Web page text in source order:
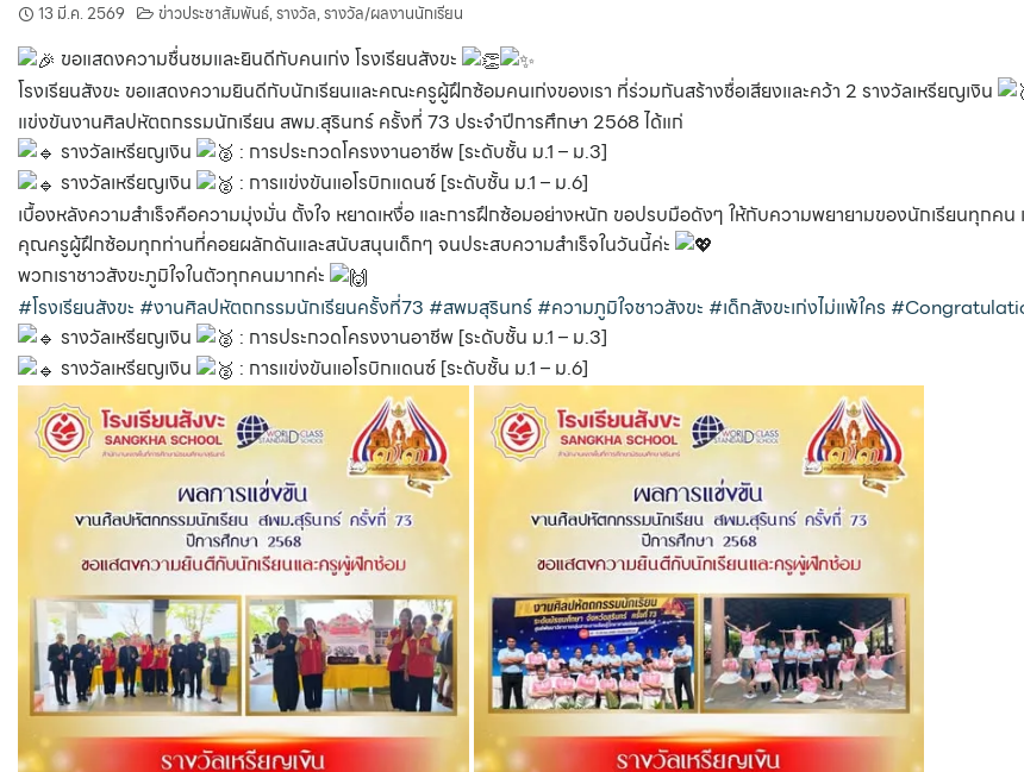
13 มี.ค. 2569 ข่าวประชาสัมพันธ์,รางวัล,รางวัล/ผลงานนักเรียน
ขอแสดงความชื่นชมและยินดีกับคนเก่ง โรงเรียนสังขะ
โรงเรียนสังขะ ขอแสดงความยินดีกับนักเรียนและคณะครูผู้ฝึกซ้อมคนเก่งของเรา ที่ร่วมกันสร้างชื่อเสียงและคว้า 2 รางวัลเหรียญเงิน
แข่งขันงานศิลปหัตถกรรมนักเรียน สพม.สุรินทร์ ครั้งที่ 73 ประจำปีการศึกษา 2568 ได้แก่
รางวัลเหรียญเงิน
: การประกวดโครงงานอาชีพ [ระดับชั้น ม.1 – ม.3]
รางวัลเหรียญเงิน
: การแข่งขันแอโรบิกแดนซ์ [ระดับชั้น ม.1 – ม.6]
เบื้องหลังความสำเร็จคือความมุ่งมั่น ตั้งใจ หยาดเหงื่อ และการฝึกซ้อมอย่างหนัก ขอปรบมือดังๆ ให้กับความพยายามของนักเรียนทุกค
คุณครูผู้ฝึกซ้อมทุกท่านที่คอยผลักดันและสนับสนุนเด็กๆ จนประสบความสำเร็จในวันนี้ค่ะ
พวกเราชาวสังขะภูมิใจในตัวทุกคนมากค่ะ
#โรงเรียนสังขะ #งานศิลปหัตถกรรมนักเรียนครั้งที่73 #สพมสุรินทร์ #ความภูมิใจชาวสังขะ #เด็กสังขะเก่งไม่แพ้ใคร
รางวัลเหรียญเงิน
: การประกวดโครงงานอาชีพ [ระดับชั้น ม.1 – ม.3]
รางวัลเหรียญเงิน
: การแข่งขันแอโรบิกแดนซ์ [ระดับชั้น ม.1 – ม.6]